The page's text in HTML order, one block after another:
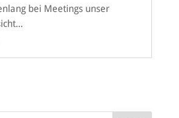
bei Meetings unser